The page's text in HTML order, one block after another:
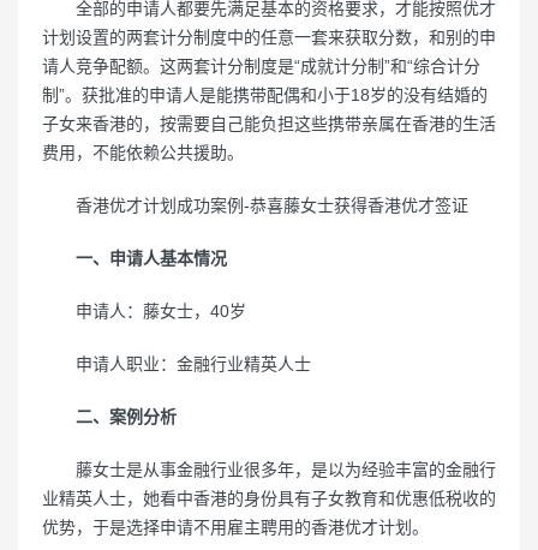
全部的申请人都要先满足基本的资格要求，才能按照优才
计划设置的两套计分制度中的任意一套来获取分数，和别的申
请人竞争配额。这两套计分制度是“成就计分制”和“综合计分
制”。获批准的申请人是能携带配偶和小于18岁的没有结婚的
子女来香港的，按需要自己能负担这些携带亲属在香港的生活
费用，不能依赖公共援助。
香港优才计划成功案例-恭喜藤女士获得香港优才签证
一、申请人基本情况
申请人：藤女士，40岁
申请人职业：金融行业精英人士
二、案例分析
藤女士是从事金融行业很多年，是以为经验丰富的金融行
业精英人士，她看中香港的身份具有子女教育和优惠低税收的
优势，于是选择申请不用雇主聘用的香港优才计划。